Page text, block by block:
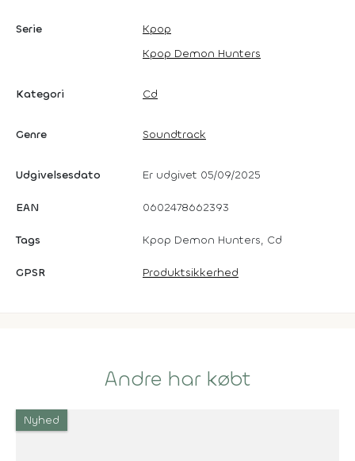
Serie
Kpop
Kpop Demon Hunters
Kategori Cd
Genre Soundtrack
Udgivelsesdato Er udgivet 05/09/2025
EAN 0602478662393
Tags Kpop Demon Hunters, Cd
GPSR Produktsikkerhed
Andre har købt
Nyhed